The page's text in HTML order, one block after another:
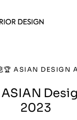
🏆 ASIAN DESIGN
ASIAN
2023